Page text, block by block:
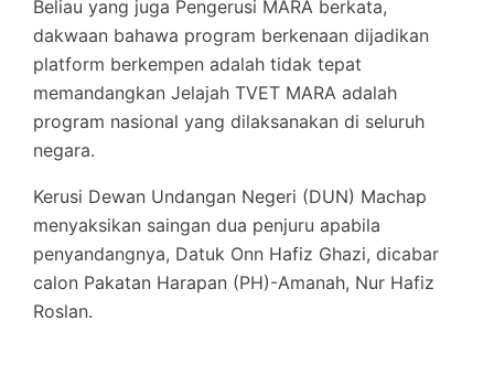
Beliau yang juga Pengerusi MARA berkata,
dakwaan bahawa program berkenaan dijadikan
platform berkempen adalah tidak tepat
memandangkan Jelajah TVET MARA adalah
program nasional yang dilaksanakan di seluruh
negara.
Kerusi Dewan Undangan Negeri (DUN) Machap
menyaksikan saingan dua penjuru apabila
penyandangnya, Datuk Onn Hafiz Ghazi, dicabar
calon Pakatan Harapan (PH)-Amanah, Nur Hafiz
Roslan.